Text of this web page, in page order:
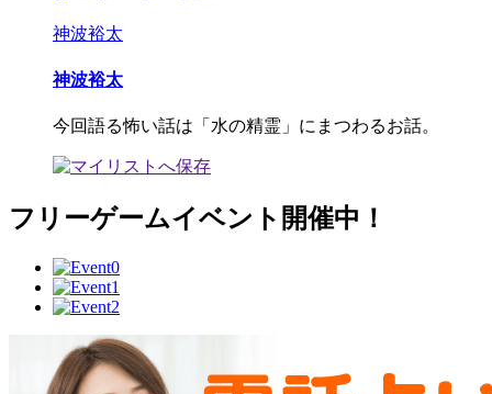
神波裕太
神波裕太
今回語る怖い話は「水の精霊」にまつわるお話。
フリーゲームイベント開催中！